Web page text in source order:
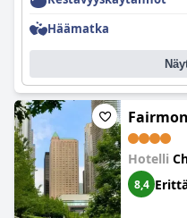
Häämatka
Hotelli
8,4